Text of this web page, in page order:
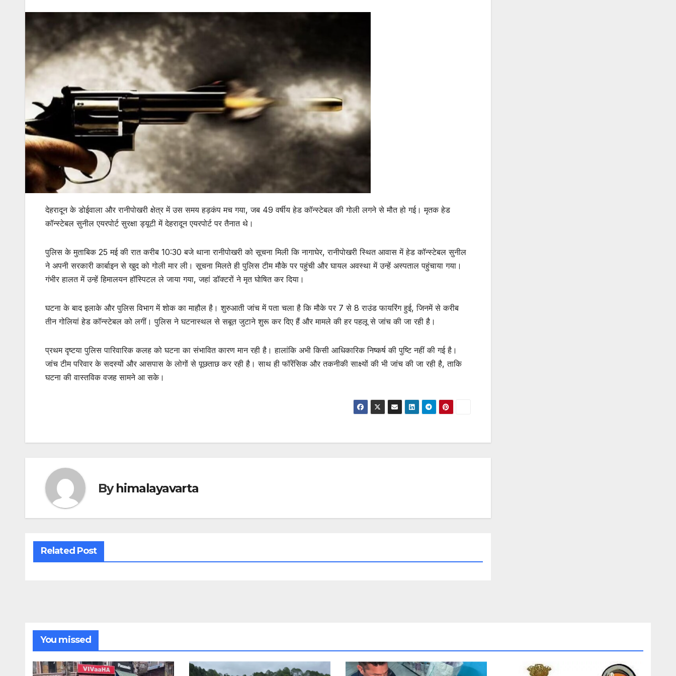
देहरादून के डोईवाला और रानीपोखरी क्षेत्र में उस समय हड़कंप मच गया, जब 49 वर्षीय हेड कॉन्स्टेबल की गोली लगने से मौत हो गई। मृतक हेड
कॉन्स्टेबल सुनील एयरपोर्ट सुरक्षा ड्यूटी में देहरादून एयरपोर्ट पर तैनात थे।
पुलिस के मुताबिक 25 मई की रात करीब 10:30 बजे थाना रानीपोखरी को सूचना मिली कि नागाघेर, रानीपोखरी स्थित आवास में हेड कॉन्स्टेबल सुनील
ने अपनी सरकारी कार्बाइन से खुद को गोली मार ली। सूचना मिलते ही पुलिस टीम मौके पर पहुंची और घायल अवस्था में उन्हें अस्पताल पहुंचाया गया।
गंभीर हालत में उन्हें हिमालयन हॉस्पिटल ले जाया गया, जहां डॉक्टरों ने मृत घोषित कर दिया।
घटना के बाद इलाके और पुलिस विभाग में शोक का माहौल है। शुरुआती जांच में पता चला है कि मौके पर 7 से 8 राउंड फायरिंग हुई, जिनमें से करीब
तीन गोलियां हेड कॉन्स्टेबल को लगीं। पुलिस ने घटनास्थल से सबूत जुटाने शुरू कर दिए हैं और मामले की हर पहलू से जांच की जा रही है।
प्रथम दृष्टया पुलिस पारिवारिक कलह को घटना का संभावित कारण मान रही है। हालांकि अभी किसी आधिकारिक निष्कर्ष की पुष्टि नहीं की गई है।
जांच टीम परिवार के सदस्यों और आसपास के लोगों से पूछताछ कर रही है। साथ ही फॉरेंसिक और तकनीकी साक्ष्यों की भी जांच की जा रही है, ताकि
घटना की वास्तविक वजह सामने आ सके।
Byhimalayavarta
Related Post
You missed